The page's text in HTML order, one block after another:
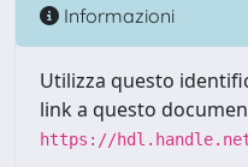
Informazioni
Utilizza questo
link a questo
https://hdl.handle.net/